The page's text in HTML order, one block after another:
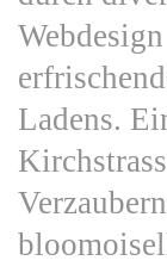
Ladens.